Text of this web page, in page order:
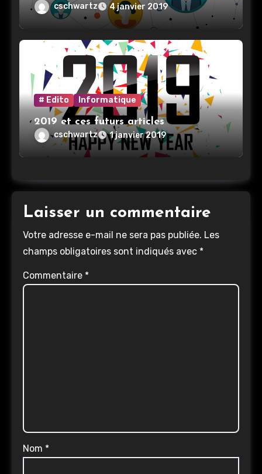
cschwartz 4 janvier 2019
# Edito Informatique
2019 et ces futurs articles
cschwartz 1 janvier 2019
Laisser un commentaire
Votre adresse e-mail ne sera pas publiée. Les
champs obligatoires sont indiqués avec *
Commentaire *
Nom *